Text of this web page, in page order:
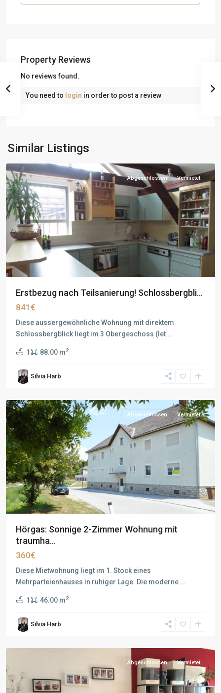
Property Reviews
No reviews found.
You need to login in order to post a review
Similar Listings
Abgeschlossen Vermietet
Erstbezug nach Teilsanierung! Schlossbergbli...
841€
Diese aussergewöhnliche Wohnung mit direktem
Schlossbergblick liegt im 3 Obergeschoss (let ...
1 88.00 m2
Silvia Harb
Abgeschlossen Vermietet
Hörgas: Sonnige 2-Zimmer Wohnung mit
traumha...
360€
Diese Mietwohnung liegt im 1. Stock eines
Mehrparteienhauses in ruhiger Lage. Die moderne ...
1 46.00 m2
Silvia Harb
Abgeschlossen Vermietet